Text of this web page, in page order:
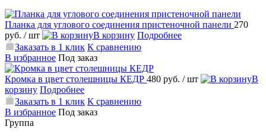
Планка для углового соединения пристеночной панели 270
руб. / шт В корзину Подробнее
Заказать в 1 клик К сравнению
В избранное Под заказ
Кромка в цвет столешницы КЕДР 480 руб. / шт
В
корзину Подробнее
Заказать в 1 клик К сравнению
В избранное Под заказ
Группа